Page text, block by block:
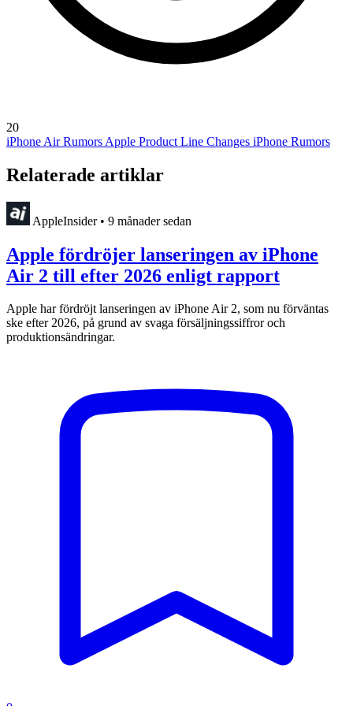
20
iPhone Air Rumors Apple Product Line Changes iPhone Rumors
Relaterade artiklar
AppleInsider • 9 månader sedan
Apple fördröjer lanseringen av iPhone
Air 2 till efter 2026 enligt rapport
Apple har fördröjt lanseringen av iPhone Air 2, som nu förväntas
ske efter 2026, på grund av svaga försäljningssiffror och
produktionsändringar.